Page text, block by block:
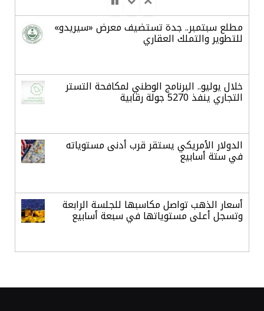
مطلع سبتمبر.. جدة تستضيف معرض «سيريدو»
للتطوير والتملك العقاري
خلال يوليو.. البرنامج الوطني لمكافحة التستر
التجاري ينفذ 5270 جولة رقابية
الدولار الأمريكي يستقر قرب أدنى مستوياته
في ستة أسابيع
أسعار الذهب تواصل مكاسبها للجلسة الرابعة
وتسجل أعلى مستوياتها في سبعة أسابيع